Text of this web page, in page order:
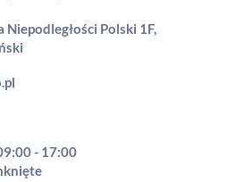
Polski 1F,
- 17:00